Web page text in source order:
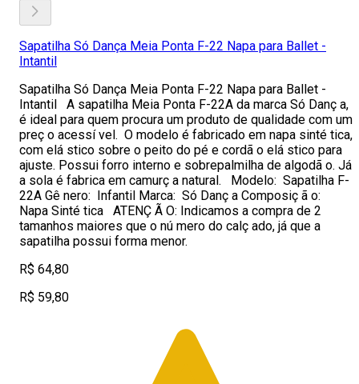
Sapatilha Só Dança Meia Ponta F-22 Napa para Ballet -
Intantil
Sapatilha Só Dança Meia Ponta F-22 Napa para Ballet -
Intantil A sapatilha Meia Ponta F-22A da marca Só Danç a,
é ideal para quem procura um produto de qualidade com um
preç o acessí vel. O modelo é fabricado em napa sinté tica,
com elá stico sobre o peito do pé e cordã o elá stico para
ajuste. Possui forro interno e sobrepalmilha de algodã o. Já
a sola é fabrica em camurç a natural. Modelo: Sapatilha F-
22A Gê nero: Infantil Marca: Só Danç a Composiç ã o:
Napa Sinté tica ATENÇ Ã O: Indicamos a compra de 2
tamanhos maiores que o nú mero do calç ado, já que a
sapatilha possui forma menor.
R$ 64,80
R$ 59,80